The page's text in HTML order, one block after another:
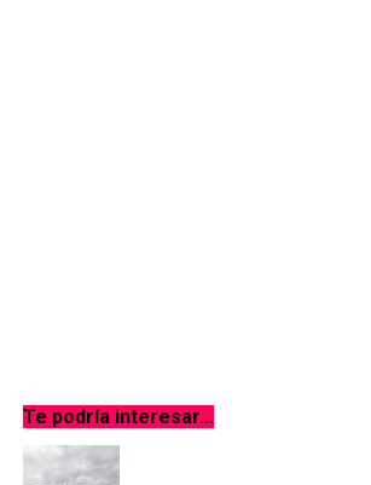
Te podría interesar...